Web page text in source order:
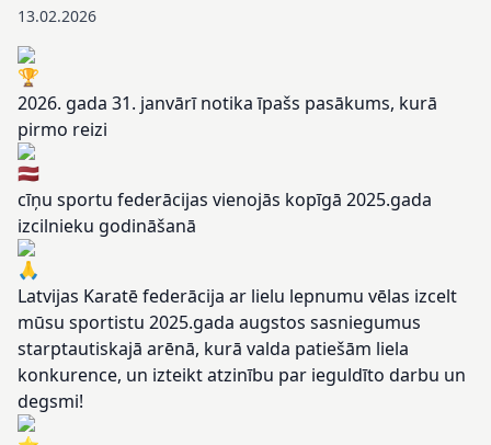
13.02.2026
2026. gada 31. janvārī notika īpašs pasākums, kurā
pirmo reizi
cīņu sportu federācijas vienojās kopīgā 2025.gada
izcilnieku godināšanā
Latvijas Karatē federācija ar lielu lepnumu vēlas izcelt
mūsu sportistu 2025.gada augstos sasniegumus
starptautiskajā arēnā, kurā valda patiešām liela
konkurence, un izteikt atzinību par ieguldīto darbu un
degsmi!